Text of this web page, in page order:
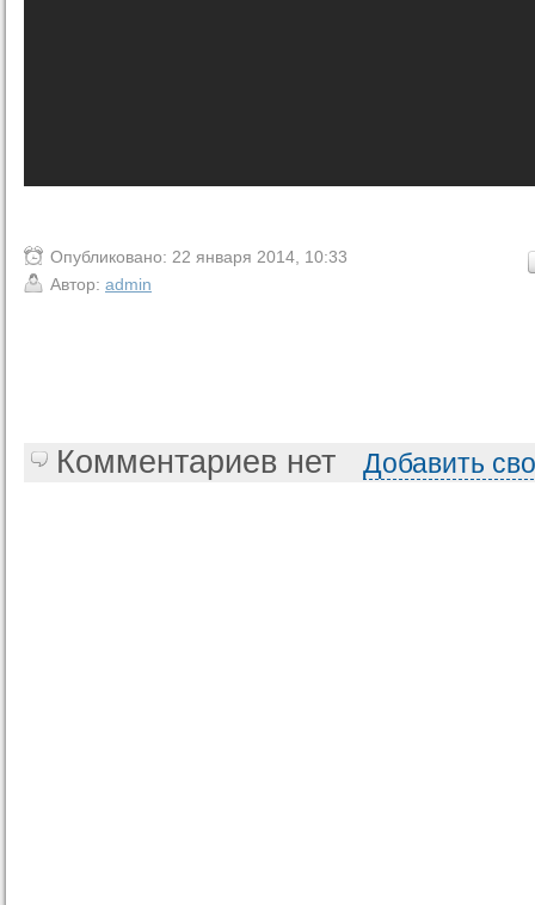
Опубликовано: 22 января 2014, 10:33
Автор: admin
Комментариев нет Добавить